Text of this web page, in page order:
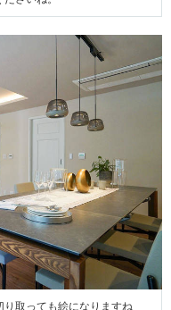
取っても絵になりますね